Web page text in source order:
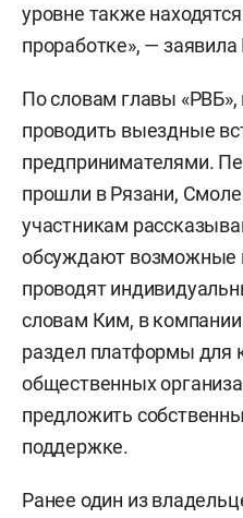
уровне также
проработке», —
По словам главы
проводить выездные
предпринимателями.
прошли в Рязани,
участникам
обсуждают возможные
проводят
словам Ким, в
раздел платформы для
общественных
предложить
поддержке.
Ранее один из